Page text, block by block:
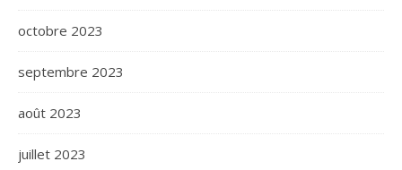
octobre 2023
septembre 2023
août 2023
juillet 2023